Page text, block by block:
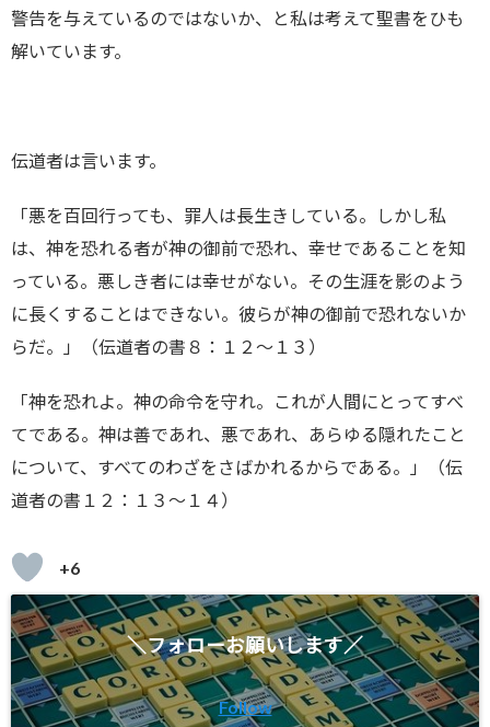
警告を与えているのではないか、と私は考えて聖書をひも
解いています。
伝道者は言います。
「悪を百回行っても、罪人は長生きしている。しかし私
は、神を恐れる者が神の御前で恐れ、幸せであることを知
っている。悪しき者には幸せがない。その生涯を影のよう
に長くすることはできない。彼らが神の御前で恐れないか
らだ。」（伝道者の書８：１２～１３）
「神を恐れよ。神の命令を守れ。これが人間にとってすべ
てである。神は善であれ、悪であれ、あらゆる隠れたこと
について、すべてのわざをさばかれるからである。」（伝
道者の書１２：１３～１４）
+6
＼フォローお願いします／
Follow